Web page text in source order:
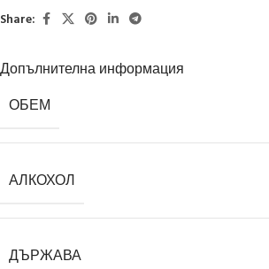
Share:
Допълнителна информация
ОБЕМ
АЛКОХОЛ
ДЪРЖАВА